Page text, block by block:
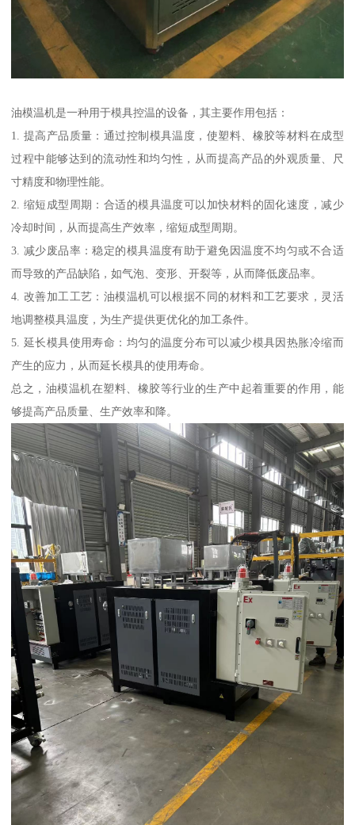
油模温机是一种用于模具控温的设备，其主要作用包括：
1. 提高产品质量：通过控制模具温度，使塑料、橡胶等材料在成型
过程中能够达到的流动性和均匀性，从而提高产品的外观质量、尺
寸精度和物理性能。
2. 缩短成型周期：合适的模具温度可以加快材料的固化速度，减少
冷却时间，从而提高生产效率，缩短成型周期。
3. 减少废品率：稳定的模具温度有助于避免因温度不均匀或不合适
而导致的产品缺陷，如气泡、变形、开裂等，从而降低废品率。
4. 改善加工工艺：油模温机可以根据不同的材料和工艺要求，灵活
地调整模具温度，为生产提供更优化的加工条件。
5. 延长模具使用寿命：均匀的温度分布可以减少模具因热胀冷缩而
产生的应力，从而延长模具的使用寿命。
总之，油模温机在塑料、橡胶等行业的生产中起着重要的作用，能
够提高产品质量、生产效率和降。